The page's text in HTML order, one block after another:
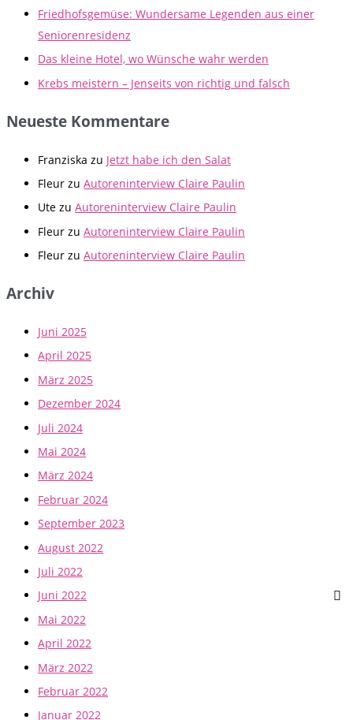
Friedhofsgemüse: Wundersame Legenden aus einer
Seniorenresidenz
Das kleine Hotel, wo Wünsche wahr werden
Krebs meistern – Jenseits von richtig und falsch
Neueste Kommentare
Franziska zu Jetzt habe ich den Salat
Fleur zu Autoreninterview Claire Paulin
Ute zu Autoreninterview Claire Paulin
Fleur zu Autoreninterview Claire Paulin
Fleur zu Autoreninterview Claire Paulin
Archiv
Juni 2025
April 2025
März 2025
Dezember 2024
Juli 2024
Mai 2024
März 2024
Februar 2024
September 2023
August 2022
Juli 2022
Juni 2022
Mai 2022
April 2022
März 2022
Februar 2022
Januar 2022